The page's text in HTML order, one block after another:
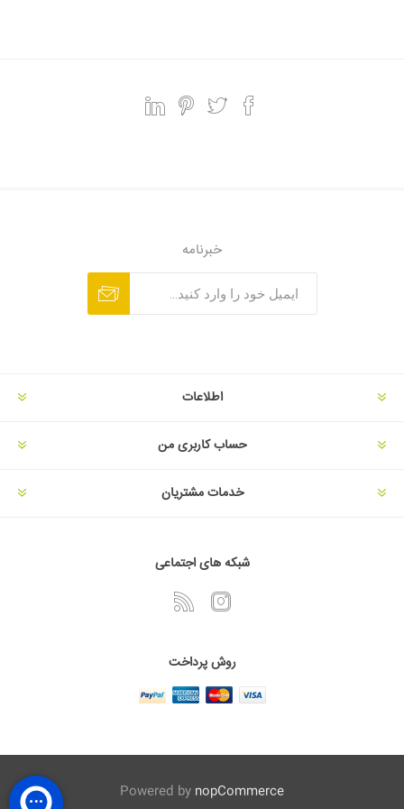
خبرنامه
اطلاعات
حساب کاربری من
خدمات مشتریان
شبکه های اجتماعی
روش پرداخت
Powered by nopCommerce